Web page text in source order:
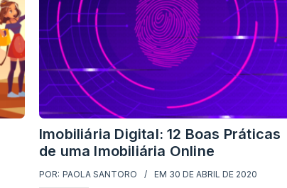
Imobiliária Digital: 12 Boas Práticas
de uma Imobiliária Online
POR: PAOLA SANTORO EM 30 DE ABRIL DE 2020